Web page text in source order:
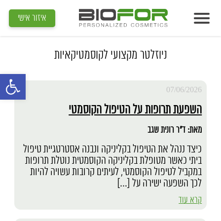
פתח סרגל
אודות
מוצרים
הדרכות
צור קשר
איזור אישי Biofor ניוזלטר מקצועי לקוסמטיקאיות
ניוזלטר מקצועי לקוסמטיקאיות
07/06/2026
השפעת תרופות על הטיפול הקוסמטי
מאת: ד"ר רונית שגב
כיצד ננהל את הטיפול בקליניקה ונבנה אסטרטגיית טיפול
ביתי כאשר מטופלת בקליניקה הקוסמטית נוטלת תרופות
במקביל לטיפול הקוסמטי, לעיתים קרובות עשויה להיות
לכך השפעה ישירה על […]
קרא עוד